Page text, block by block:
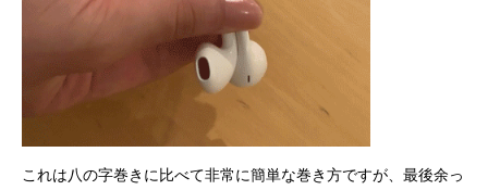
これは八の字巻きに比べて非常に簡単な巻き方ですが、最後余っ